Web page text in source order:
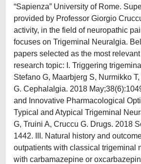
“Sapienza” University of Rome.
provided by Professor Giorgio
activity, in the field of neuropathic
focuses on Trigeminal Neuralgia.
papers selected as the most
research topic: I. Triggering
Stefano G, Maarbjerg S, Nurmikko
G. Cephalalgia. 2018
and Innovative Pharmacological
Typical and Atypical Trigeminal
G, Truini A, Cruccu G. Drugs. 2018
1442. III. Natural history and
outpatients with classical trigeminal
with carbamazepine or